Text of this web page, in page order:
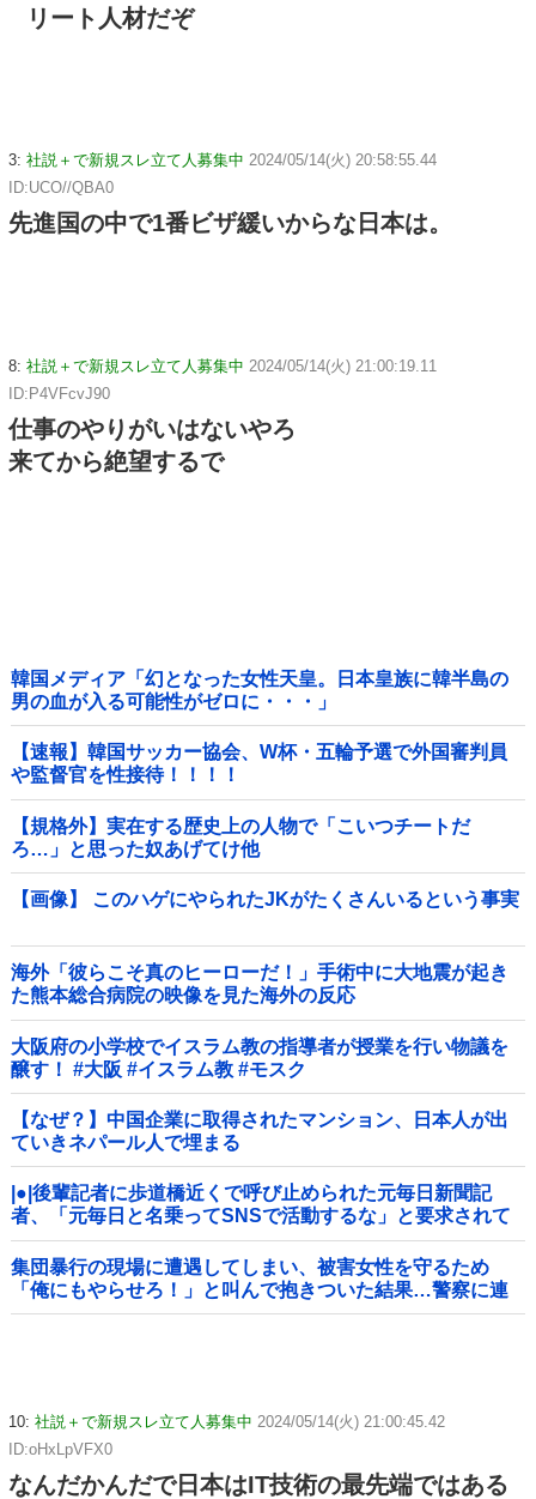
リート人材だぞ
3: 社説＋で新規スレ立て人募集中 2024/05/14(火) 20:58:55.44
ID:UCO//QBA0
先進国の中で1番ビザ緩いからな日本は。
8: 社説＋で新規スレ立て人募集中 2024/05/14(火) 21:00:19.11
ID:P4VFcvJ90
仕事のやりがいはないやろ
来てから絶望するで
韓国メディア「幻となった女性天皇。日本皇族に韓半島の
男の血が入る可能性がゼロに・・・」
【速報】韓国サッカー協会、W杯・五輪予選で外国審判員
や監督官を性接待！！！！
【規格外】実在する歴史上の人物で「こいつチートだ
ろ…」と思った奴あげてけ他
【画像】 このハゲにやられたJKがたくさんいるという事実
海外「彼らこそ真のヒーローだ！」手術中に大地震が起き
た熊本総合病院の映像を見た海外の反応
大阪府の小学校でイスラム教の指導者が授業を行い物議を
醸す！ #大阪 #イスラム教 #モスク
【なぜ？】中国企業に取得されたマンション、日本人が出
ていきネパール人で埋まる
|●|後輩記者に歩道橋近くで呼び止められた元毎日新聞記
者、「元毎日と名乗ってSNSで活動するな」と要求されて
しまい……
集団暴行の現場に遭遇してしまい、被害女性を守るため
「俺にもやらせろ！」と叫んで抱きついた結果…警察に連
行され〇〇扱いされる悲劇へ←機転を利かせた結果が裏目
10: 社説＋で新規スレ立て人募集中 2024/05/14(火) 21:00:45.42
ID:oHxLpVFX0
なんだかんだで日本はIT技術の最先端ではある